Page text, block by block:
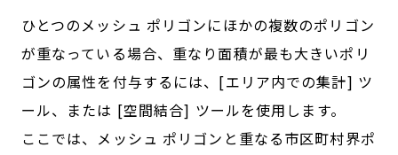
ひとつのメッシュ ポリゴンにほかの複数のポリゴン
が重なっている場合、重なり面積が最も大きいポリ
ゴンの属性を付与するには、[エリア内での集計] ツ
ール、または [空間結合] ツールを使用します。
ここでは、メッシュ ポリゴンと重なる市区町村界ポ